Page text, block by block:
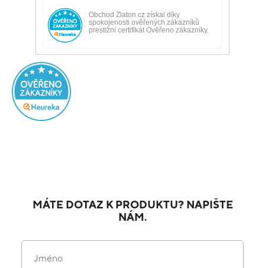
MÁTE DOTAZ K PRODUKTU? NAPIŠTE
NÁM.
Jméno